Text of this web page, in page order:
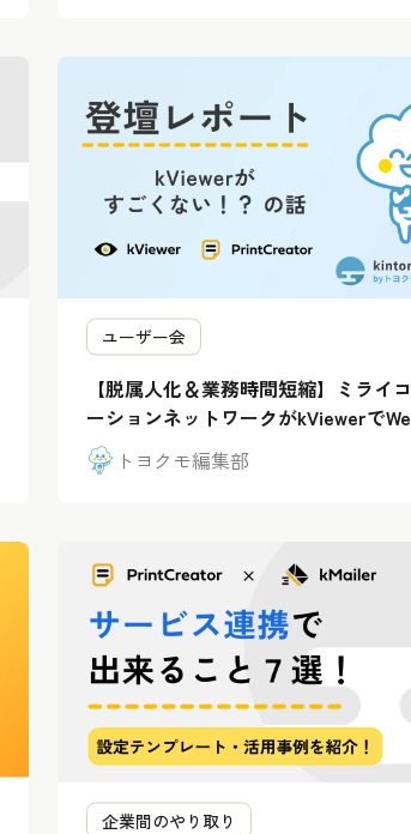
ユーザー会
【脱属人化＆業務時間短縮】ミライ
ーションネットワークがkViewerで
の手動更新を卒業！
トヨクモ編集部
企業間のやり取り